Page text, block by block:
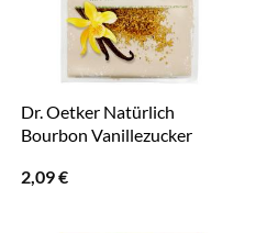
Dr. Oetker Natürlich
Bourbon Vanillezucker
2,09€